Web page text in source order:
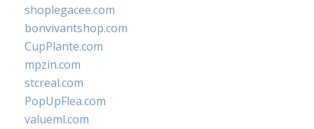
shoplegacee.com
bonvivantshop.com
CupPlante.com
mpzin.com
stcreal.com
PopUpFlea.com
valueml.com